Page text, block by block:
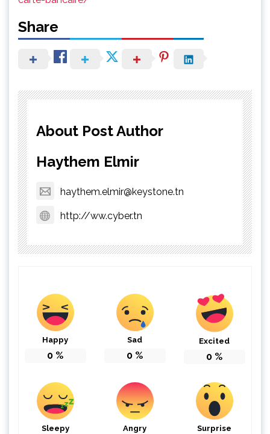
Share
About Post Author
Haythem Elmir
haythem.elmir@keystone.tn
http://ww.cyber.tn
Happy
0 %
Sad
0 %
Excited
0 %
Sleepy Angry Surprise